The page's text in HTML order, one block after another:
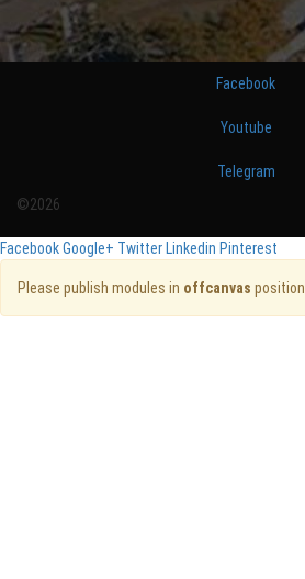
Facebook
Youtube
Telegram
©2026
FacebookGoogle+ Twitter Linkedin Pinterest
Please publish modules in offcanvas position.